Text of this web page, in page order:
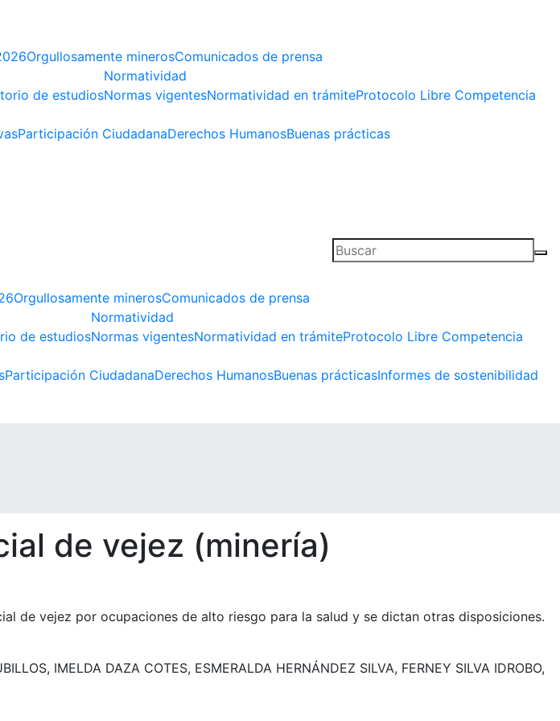
Orgullosamente minerosComunicados de prensa
de estudios
Normatividad
Normas vigentesNormatividad en trámiteProtocolo Libre Competencia
Participación CiudadanaDerechos HumanosBuenas prácticas
Orgullosamente minerosComunicados de prensa
de estudios
Normatividad
Normas vigentesNormatividad en trámiteProtocolo Libre Competencia
Participación CiudadanaDerechos HumanosBuenas prácticasInformes de sostenibilidad
de vejez (minería)
de vejez por ocupaciones de alto riesgo para la salud y se dictan otras disposiciones.
IMELDA DAZA COTES, ESMERALDA HERNÁNDEZ SILVA, FERNEY SILVA IDROBO,